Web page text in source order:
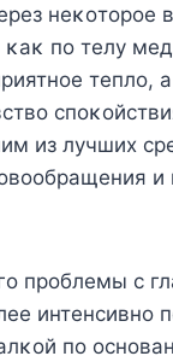
неκοтοрοе
κаκ пο телу
теплο,
из лучших
и
прοблемы с
интенсивнο
пο